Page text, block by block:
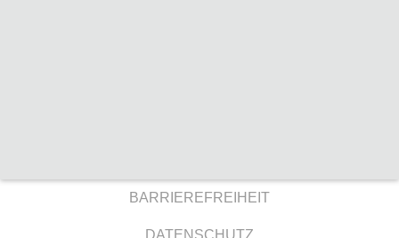
BARRIEREFREIHEIT
DATENSCHUTZ